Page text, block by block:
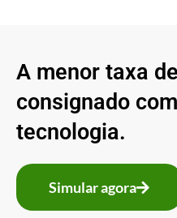
A menor taxa
consignado
tecnologia.
Simular agora